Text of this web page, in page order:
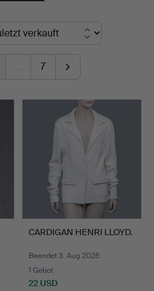
… 7
CARDIGAN HENRI LLOYD.
Beendet 3. Aug 2026
1 Gebot
22 USD